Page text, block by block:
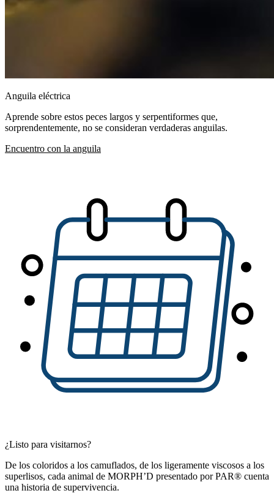
Anguila eléctrica
Aprende sobre estos peces largos y serpentiformes que,
sorprendentemente, no se consideran verdaderas anguilas.
Encuentro con la anguila
¿Listo para visitarnos?
De los coloridos a los camuflados, de los ligeramente viscosos a los
superlisos, cada animal de MORPH’D presentado por PAR® cuenta
una historia de supervivencia.